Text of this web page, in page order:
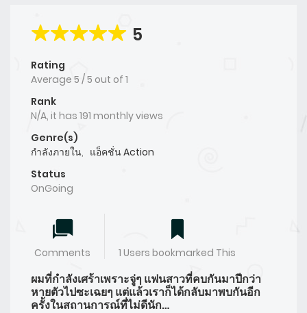
5
Rating
Average 5 /5 out of 1
Rank
N/A, it has 191 monthly views
Genre(s)
กำลังภายใน, แอ็คชั่น Action
Status
OnGoing
Comments 1 Users bookmarked This
ผมที่กำลังเศร้าเพราะจู่ๆ แฟนสาวที่คบกันมาปีกว่า
หายตัวไปซะเฉยๆ แต่แล้วเราก็ได้กลับมาพบกันอีก
ครั้งในสถานการณ์ที่ไม่ดีนัก…